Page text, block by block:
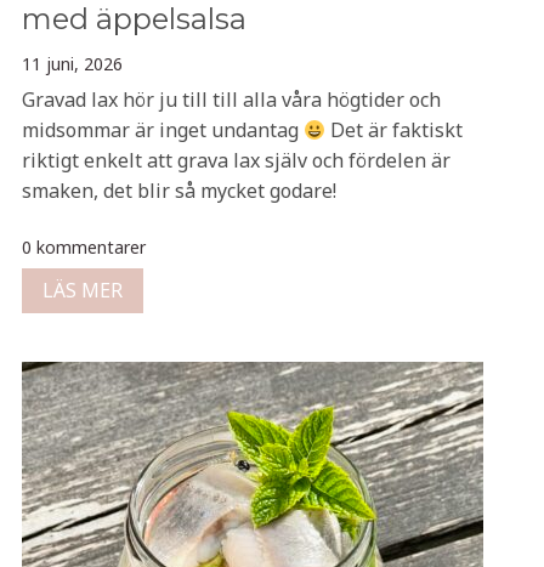
med äppelsalsa
11 juni, 2026
Gravad lax hör ju till till alla våra högtider och
midsommar är inget undantag
Det är faktiskt
riktigt enkelt att grava lax själv och fördelen är
smaken, det blir så mycket godare!
0 kommentarer
LÄS MER